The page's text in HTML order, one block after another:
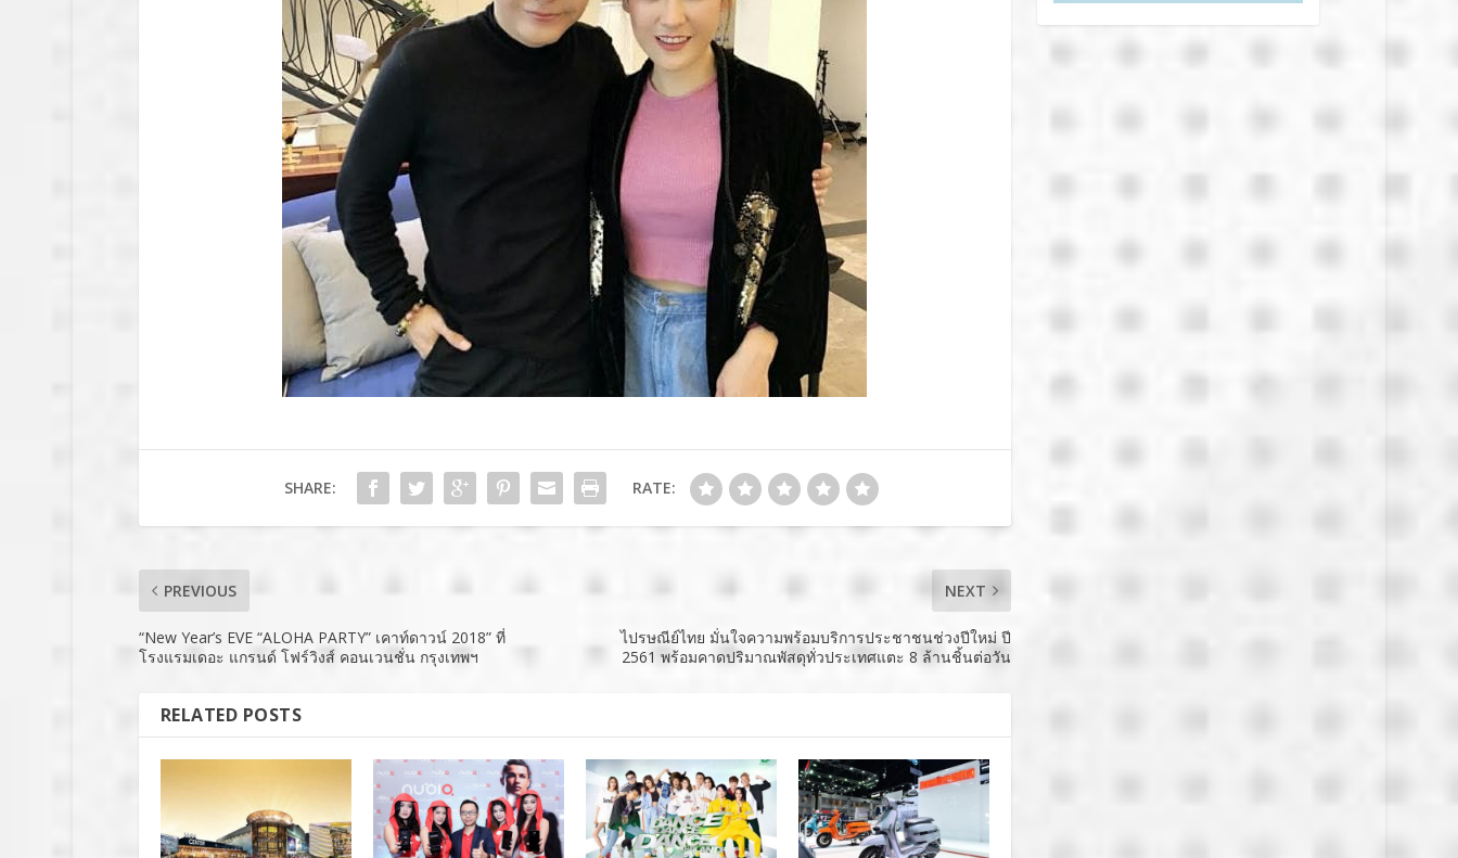
SHARE: RATE:
PREVIOUS
“New Year’s EVE “ALOHA PARTY” เคาท์ดาวน์ 2018” ที่
โรงแรมเดอะ แกรนด์ โฟร์วิงส์ คอนเวนชั่น กรุงเทพฯ
NEXT
ไปรษณีย์ไทย มั่นใจความพร้อมบริการประชาชนช่วงปีใหม่ ปี
2561 พร้อมคาดปริมาณพัสดุทั่วประเทศแตะ 8 ล้านชิ้นต่อวัน
RELATED POSTS